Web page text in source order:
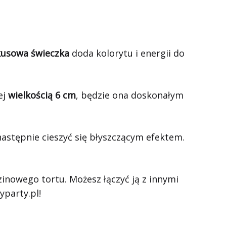
świeczka doda kolorytu i energii do
wielkością 6 cm, będzie ona doskonałym
cieszyć się błyszczącym efektem.
tortu. Możesz łączyć ją z innymi